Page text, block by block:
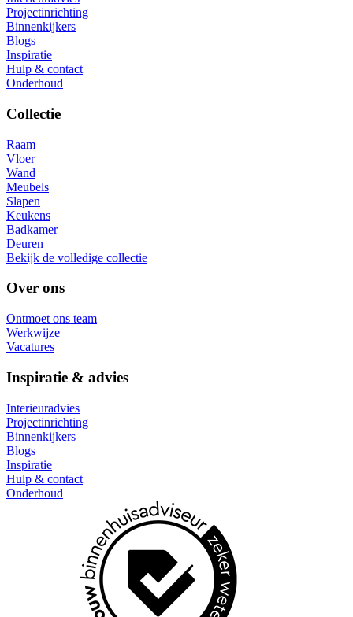
Projectinrichting
Binnenkijkers
Blogs
Inspiratie
Hulp & contact
Onderhoud
Collectie
Raam
Vloer
Wand
Meubels
Slapen
Keukens
Badkamer
Deuren
Bekijk de volledige collectie
Over ons
Ontmoet ons team
Werkwijze
Vacatures
Inspiratie & advies
Interieuradvies
Projectinrichting
Binnenkijkers
Blogs
Inspiratie
Hulp & contact
Onderhoud